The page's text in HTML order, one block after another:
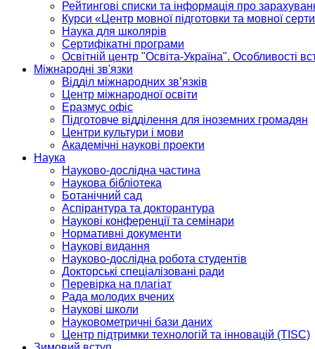
Рейтингові списки та інформація про
Курси «Центр мовної підготовки та мовної
Наука для школярів
Сертифікатні програми
Освітній центр "Освіта-Україна". Особливості
Міжнародні зв'язки
Відділ міжнародних зв’язків
Центр міжнародної освіти
Еразмус офіс
Підготовче відділення для іноземних громадян
Центри культури і мови
Академічні наукові проекти
Наука
Науково-дослідна частина
Наукова бібліотека
Ботанічний сад
Аспірантура та докторантура
Наукові конференції та семінари
Нормативні документи
Наукові видання
Науково-дослідна робота студентів
Докторські спеціалізовані ради
Перевірка на плагіат
Рада молодих вчених
Наукові школи
Науковометричні бази даних
Центр підтримки технологій та інновацій (TISC)